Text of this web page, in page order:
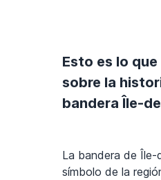
Esto es lo que
sobre la
bandera Île-
La bandera de Île-
símbolo de la